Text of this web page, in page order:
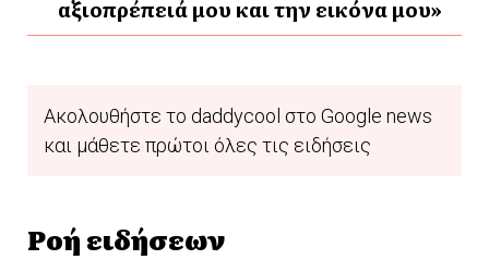
αξιοπρέπειά μου και την εικόνα μου»
Ακολουθήστε το daddycool στο Google news
και μάθετε πρώτοι όλες τις ειδήσεις
Ροή ειδήσεων